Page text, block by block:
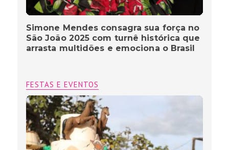
Simone Mendes consagra sua força no
São João 2025 com turnê histórica que
arrasta multidões e emociona o Brasil
FESTAS E EVENTOS